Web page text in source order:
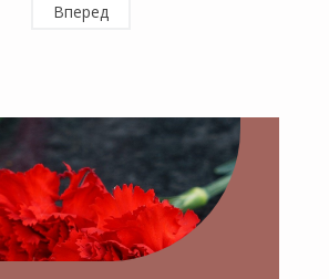
Вперед